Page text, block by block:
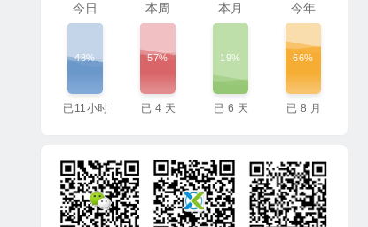
今日
48%
已 11小时
本周
57%
已 4 天
本月
19%
已 6 天
今年
66%
已 8 月